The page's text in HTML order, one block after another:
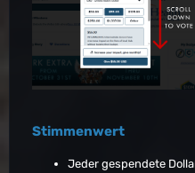
Stimmenwert
Jeder gespendete